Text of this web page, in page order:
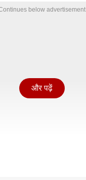
below advertisement
और पढ़ें